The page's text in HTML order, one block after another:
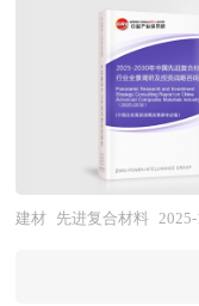
全国及海外相关
研究单位等公布
材行业的供需状
进行了分析，重
状、如何面对行
行业竞争力，以
业在产品方面提
撰写，在大量周
国家统计局、国
信息中心、国务
心、中国经济景
国及海外多种相
究单位等公布和
行业作了详尽深
作时不可或缺的
比强度、比模量
隔音、减震、耐
空航天、医学、
料研究报告对先
进行全面的阐述
进复合材料资料
程，或横向类别
建材 先进复合材料 2025-